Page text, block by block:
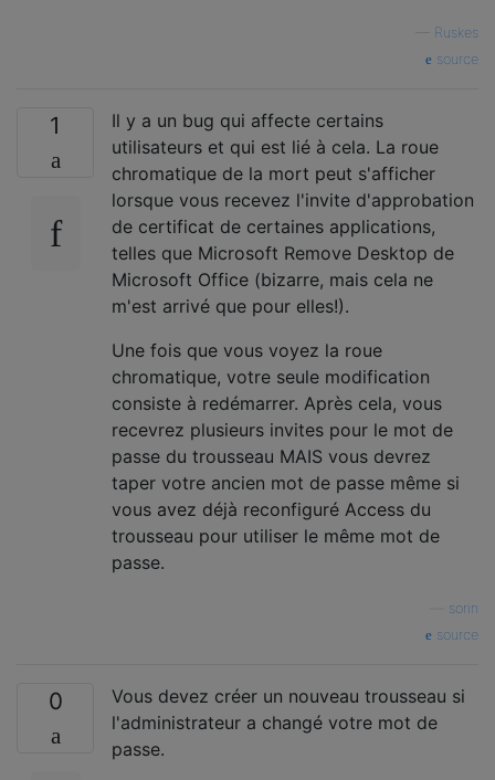
Ruskes
source
1
Il y a un bug qui affecte certains
utilisateurs et qui est lié à cela. La roue
chromatique de la mort peut s'afficher
lorsque vous recevez l'invite d'approbation
de certificat de certaines applications,
telles que Microsoft Remove Desktop de
Microsoft Office (bizarre, mais cela ne
m'est arrivé que pour elles!).
Une fois que vous voyez la roue
chromatique, votre seule modification
consiste à redémarrer. Après cela, vous
recevrez plusieurs invites pour le mot de
passe du trousseau MAIS vous devrez
taper votre ancien mot de passe même si
vous avez déjà reconfiguré Access du
trousseau pour utiliser le même mot de
passe.
sorin
source
0
Vous devez créer un nouveau trousseau si
l'administrateur a changé votre mot de
passe.